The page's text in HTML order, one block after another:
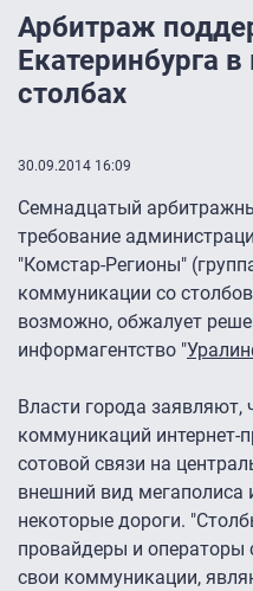
Арбитраж
Екатеринбурга
столбах
30.09.2014 16:09
Семнадцатый
требование
"Комстар-Регионы"
коммуникации со
возможно, обжалует
информагентство "
Власти города
коммуникаций интернет-
сотовой связи на
внешний вид
некоторые дороги.
провайдеры и операторы
свои коммуникации,